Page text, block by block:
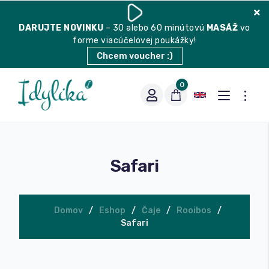
DARUJTE NOVINKU – 30 alebo 60 minútovú MASÁŽ vo
forme viacúčelovej poukážky!
Chcem voucher :)
0
Safari
Domov Eshop Čaje
Rooibos
Safari